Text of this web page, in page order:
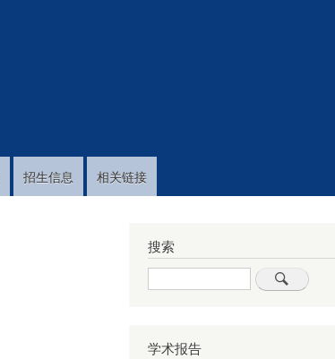
招生信息 相关链接
搜索
Search
学术报告